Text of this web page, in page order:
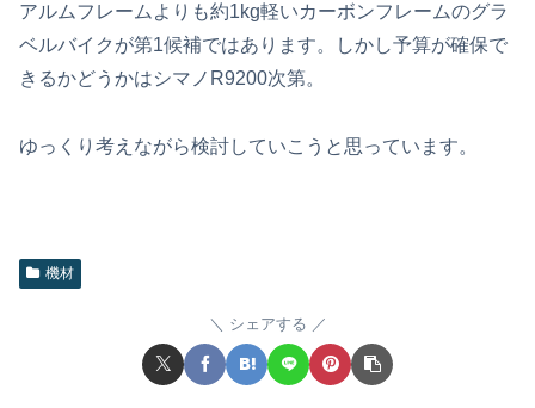
アルムフレームよりも約1kg軽いカーボンフレームのグラ
ベルバイクが第1候補ではあります。しかし予算が確保で
きるかどうかはシマノR9200次第。
ゆっくり考えながら検討していこうと思っています。
機材
シェアする